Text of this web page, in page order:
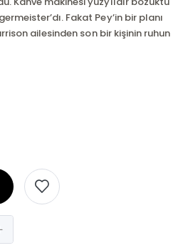
Fakat Pey’in bir planı
ailesinden son bir kişinin ruhun